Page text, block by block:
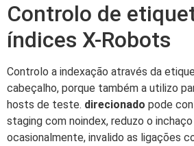
Controlo de
índices X-Robots
Controlo a indexação através da
cabeçalho, porque também a utilizo
hosts de teste. direcionado pode
staging com noindex, reduzo o
ocasionalmente, invalido as ligações